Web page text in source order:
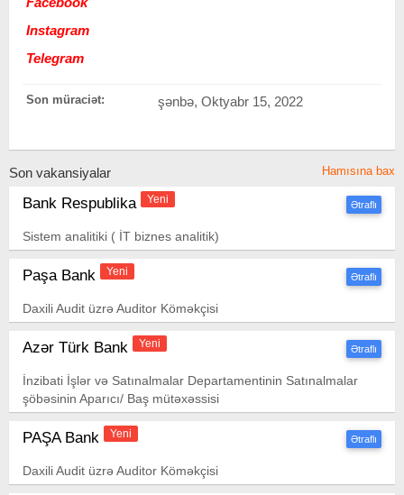
Instagram
Telegram
Son müraciət: şənbə, Oktyabr 15, 2022
Son vakansiyalar Hamısına bax
Bank Respublika Yeni Ətraflı
Sistem analitiki ( İT biznes analitik)
Paşa Bank Yeni Ətraflı
Daxili Audit üzrə Auditor Köməkçisi
Azər Türk Bank Yeni Ətraflı
İnzibati İşlər və Satınalmalar Departamentinin Satınalmalar
şöbəsinin Aparıcı/ Baş mütəxəssisi
PAŞA Bank Yeni Ətraflı
Daxili Audit üzrə Auditor Köməkçisi